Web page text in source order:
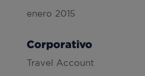
enero 2015
Corporativo
Travel Account